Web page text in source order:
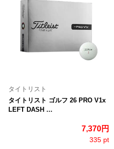
タイトリスト
タイトリスト ゴルフ 26 PRO V1x
LEFT DASH …
7,370円
335 pt